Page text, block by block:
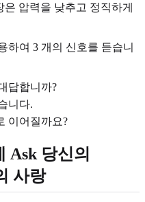
압력을 낮추고 정직하게
하여 3 개의 신호를 듣습니
답합니까?
니다.
이어질까요?
Ask 당신의
사랑